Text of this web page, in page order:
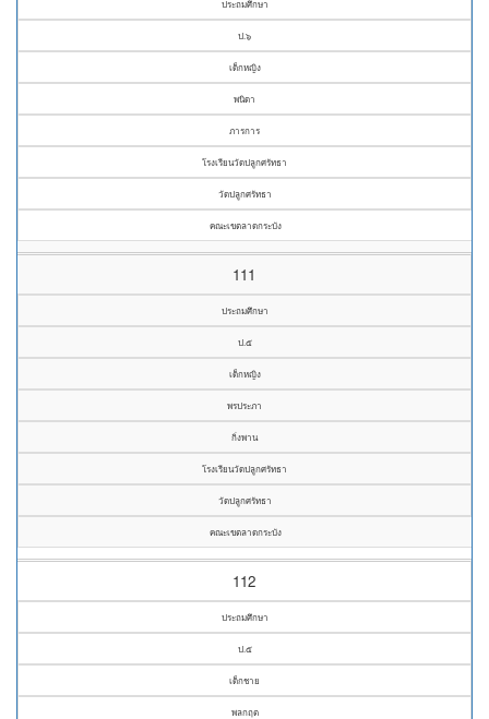
ประถมศึกษา
ป.๖
เด็กหญิง
พนิดา
ภารการ
โรงเรียนวัดปลูกศรัทธา
วัดปลูกศรัทธา
คณะเขตลาดกระบัง
111
ประถมศึกษา
ป.๕
เด็กหญิง
พรประภา
กิ่งพาน
โรงเรียนวัดปลูกศรัทธา
วัดปลูกศรัทธา
คณะเขตลาดกระบัง
112
ประถมศึกษา
ป.๕
เด็กชาย
พลกฤต